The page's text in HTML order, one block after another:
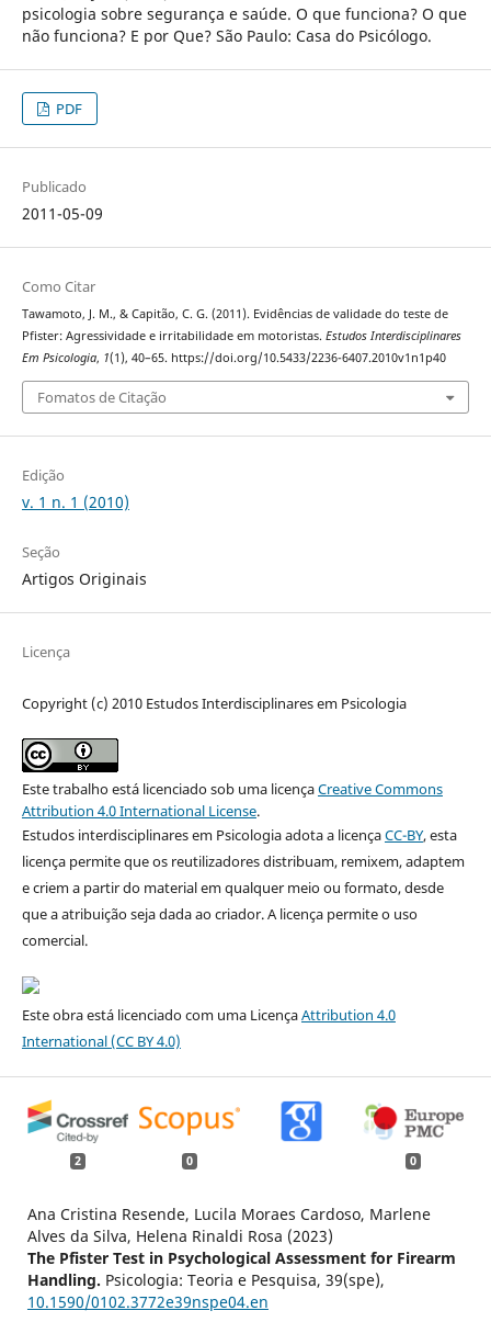
psicologia sobre segurança e saúde. O que funciona? O que
não funciona? E por Que? São Paulo: Casa do Psicólogo.
PDF
Publicado
2011-05-09
Como Citar
Tawamoto, J. M., & Capitão, C. G. (2011). Evidências de validade do teste de
Pfister: Agressividade e irritabilidade em motoristas. Estudos Interdisciplinares
Em Psicologia, 1(1), 40–65. https://doi.org/10.5433/2236-6407.2010v1n1p40
Fomatos de Citação
Edição
v. 1 n. 1 (2010)
Seção
Artigos Originais
Licença
Copyright (c) 2010 Estudos Interdisciplinares em Psicologia
Este trabalho está licenciado sob uma licençaCreative Commons
Attribution 4.0 International License.
Estudos interdisciplinares em Psicologia adota a licençaCC-BY, esta
licença permite que os reutilizadores distribuam, remixem, adaptem
e criem a partir do material em qualquer meio ou formato, desde
que a atribuição seja dada ao criador. A licença permite o uso
comercial.
Este obra está licenciado com uma LicençaAttribution 4.0
International(CC BY 4.0)
2 0 0
Ana Cristina Resende, Lucila Moraes Cardoso, Marlene
Alves da Silva, Helena Rinaldi Rosa (2023)
The Pfister Test in Psychological Assessment for Firearm
Handling. Psicologia: Teoria e Pesquisa, 39(spe),
10.1590/0102.3772e39nspe04.en